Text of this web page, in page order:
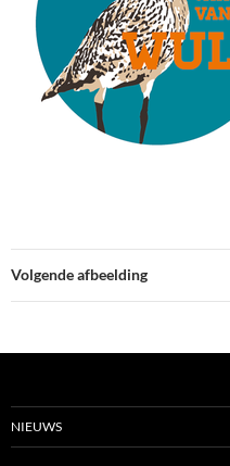
Volgende afbeelding
NIEUWS